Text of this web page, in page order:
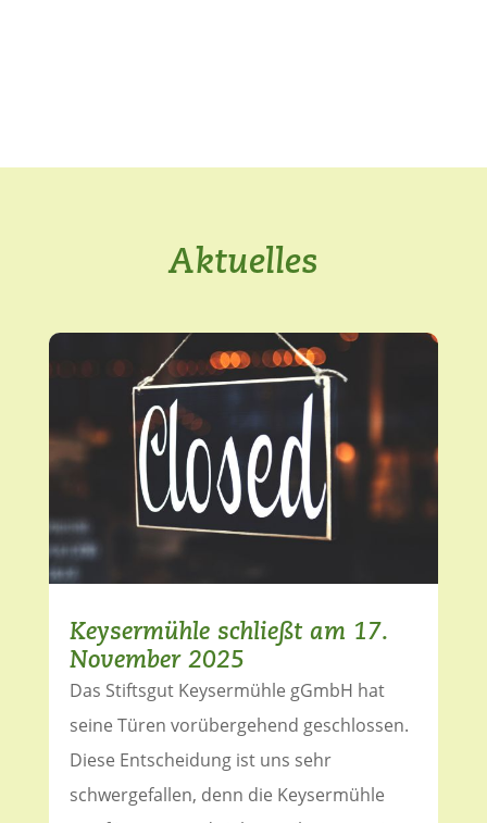
Aktuelles
Keysermühle schließt am 17.
November 2025
Das Stiftsgut Keysermühle gGmbH hat
seine Türen vorübergehend geschlossen.
Diese Entscheidung ist uns sehr
schwergefallen, denn die Keysermühle